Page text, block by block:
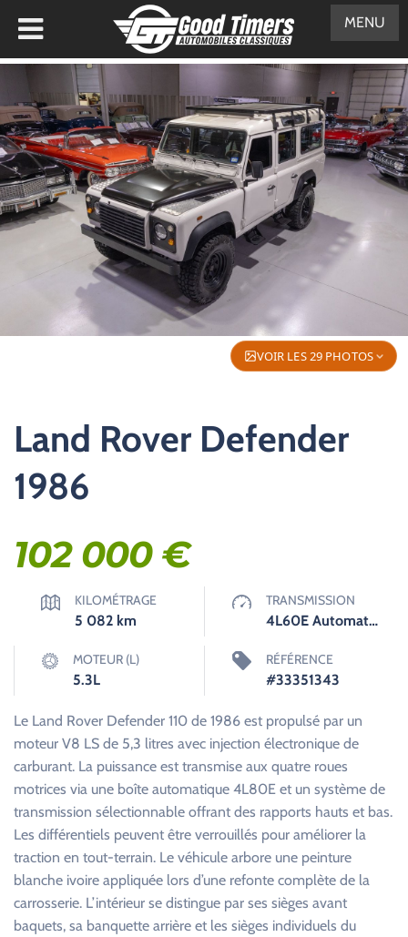
VOIR LES 29 PHOTOS
Land Rover Defender
1986
102 000€
KILOMÉTRAGE
5 082 km
TRANSMISSION
4L60E Automatique
MOTEUR (L)
5.3L
RÉFÉRENCE
#33351343
Le Land Rover Defender 110 de 1986 est propulsé par un
moteur V8 LS de 5,3 litres avec injection électronique de
carburant. La puissance est transmise aux quatre roues
motrices via une boîte automatique 4L80E et un système de
transmission sélectionnable offrant des rapports hauts et bas.
Les différentiels peuvent être verrouillés pour améliorer la
traction en tout-terrain. Le véhicule arbore une peinture
blanche ivoire appliquée lors d’une refonte complète de la
carrosserie. L’intérieur se distingue par ses sièges avant
baquets, sa banquette arrière et les sièges individuels du
MENU